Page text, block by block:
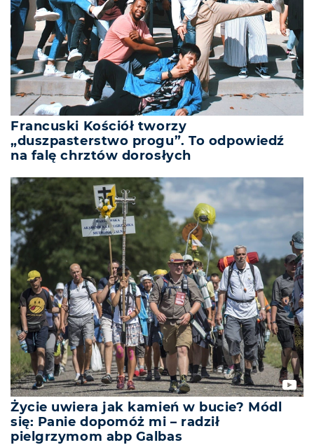
Francuski Kościół tworzy
„duszpasterstwo progu”. To odpowiedź
na falę chrztów dorosłych
Życie uwiera jak kamień w bucie? Módl
się: Panie dopomóż mi – radził
pielgrzymom abp Galbas